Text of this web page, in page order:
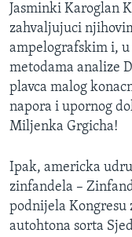
Jasminki Karoglan
zahvaljujuci
ampelografskim i,
metodama analize
plavca malog
napora i upornog
Miljenka Grgicha!
Ipak, americka
zinfandela –
podnijela Kongresu
autohtona sorta